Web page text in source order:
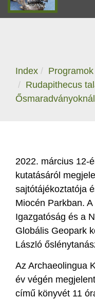
Index
Programok
Rudapithecus
Ősmaradványoknál
2022. március 12-
kutatásáról
sajtótájékoztatója
Miocén Parkban.
Igazgatóság és a
Globális Geopark
László
Az Archaeolingua
év végén
című könyvét 11